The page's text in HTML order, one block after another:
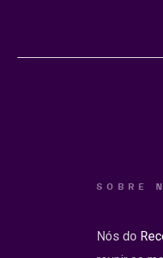
SOBRE
Nós do